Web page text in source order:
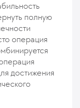
полную
операция
достижения